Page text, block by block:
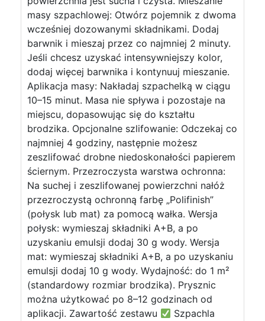
masy szpachlowej: Otwórz pojemnik z dwoma
wcześniej dozowanymi składnikami. Dodaj
barwnik i mieszaj przez co najmniej 2 minuty.
Jeśli chcesz uzyskać intensywniejszy kolor,
dodaj więcej barwnika i kontynuuj mieszanie.
Aplikacja masy: Nakładaj szpachelką w ciągu
10–15 minut. Masa nie spływa i pozostaje na
miejscu, dopasowując się do kształtu
brodzika. Opcjonalne szlifowanie: Odczekaj co
najmniej 4 godziny, następnie możesz
zeszlifować drobne niedoskonałości papierem
ściernym. Przezroczysta warstwa ochronna:
Na suchej i zeszlifowanej powierzchni nałóż
przezroczystą ochronną farbę „Polifinish”
(połysk lub mat) za pomocą wałka. Wersja
połysk: wymieszaj składniki A+B, a po
uzyskaniu emulsji dodaj 30 g wody. Wersja
mat: wymieszaj składniki A+B, a po uzyskaniu
emulsji dodaj 10 g wody. Wydajność: do 1 m²
(standardowy rozmiar brodzika). Prysznic
można użytkować po 8–12 godzinach od
aplikacji. Zawartość zestawu
Szpachla